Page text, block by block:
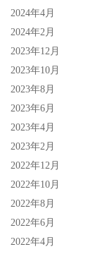
2024年4月
2024年2月
2023年12月
2023年10月
2023年8月
2023年6月
2023年4月
2023年2月
2022年12月
2022年10月
2022年8月
2022年6月
2022年4月